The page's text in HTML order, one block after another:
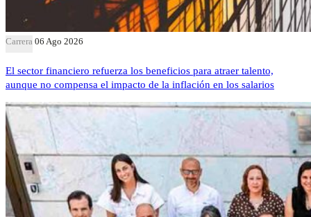
Carrera 06 Ago 2026
El sector financiero refuerza los beneficios para atraer talento,
aunque no compensa el impacto de la inflación en los salarios